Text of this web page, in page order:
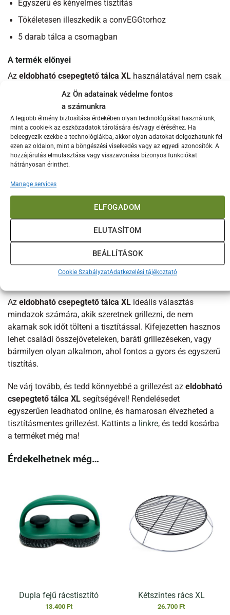
Az Ön adatainak védelme fontos
a számunkra
A legjobb élmény biztosítása érdekében olyan technológiákat használunk,
mint a cookie-k az eszközadatok tárolására és/vagy eléréséhez. Ha
beleegyezik ezekbe a technológiákba, akkor olyan adatokat dolgozhatunk fel
ezen az oldalon, mint a böngészési viselkedés vagy az egyedi azonosítók. A
hozzájárulás elmulasztása vagy visszavonása bizonyos funkciókat
hátrányosan érinthet.
Manage services
ELFOGADOM
ELUTASÍTOM
BEÁLLÍTÁSOK
Cookie SzabályzatAdatkezelési tájékoztató
Egyszerű és kényelmes tisztítás
Tökéletesen illeszkedik a convEGGtorhoz
5 darab tálca a csomagban
A termék előnyei
Az eldobható csepegtető tálca XL használatával nem csak
a tisztítást könnyíted meg, hanem a grillezési élményt is
fokozhatod. Az alumínium anyag biztosítja, hogy a tálca
könnyű, de mégis tartós legyen. A méretei miatt tökéletesen
illeszkedik a Big Green Egg XL modelljéhez, így nem kell
aggódnod a zsír és egyéb szennyeződések miatt, amelyek
a convEGGtorra kerülhetnének. Mindezek mellett a tálca
egyszerűen eldobható, így a grillezés után nem kell a
Használat és tisztítás
convEGGtorra, majd kezdd el a grillezést. A tálca felfogja
az összes zsírt és nedvességet, megvédve ezzel a
convEGGtor felületét. Használat után egyszerűen dobd el a
tálcát, és élvezd a könnyű tisztítást.
Az eldobható csepegtető tálca XL ideális választás
mindazok számára, akik szeretnek grillezni, de nem
akarnak sok időt tölteni a tisztítással. Kifejezetten hasznos
lehet családi összejöveteleken, baráti grillezéseken, vagy
bármilyen olyan alkalmon, ahol fontos a gyors és egyszerű
tisztítás.
Ne várj tovább, és tedd könnyebbé a grillezést az eldobható
csepegtető tálca XL segítségével! Rendelésedet
egyszerűen leadhatod online, és hamarosan élvezheted a
tisztításmentes grillezést. Kattints a linkre, és tedd kosárba
a terméket még ma!
Érdekelhetnek még…
Dupla fejű rácstisztító
13.400 Ft
Kétszintes rács XL
26.700 Ft